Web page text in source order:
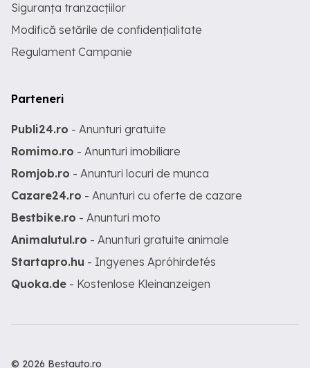
Siguranța tranzacțiilor
Modifică setările de confidențialitate
Regulament Campanie
Parteneri
Publi24.ro - Anunturi gratuite
Romimo.ro - Anunturi imobiliare
Romjob.ro - Anunturi locuri de munca
Cazare24.ro - Anunturi cu oferte de cazare
Bestbike.ro - Anunturi moto
Animalutul.ro - Anunturi gratuite animale
Startapro.hu - Ingyenes Apróhirdetés
Quoka.de - Kostenlose Kleinanzeigen
© 2026 Bestauto.ro